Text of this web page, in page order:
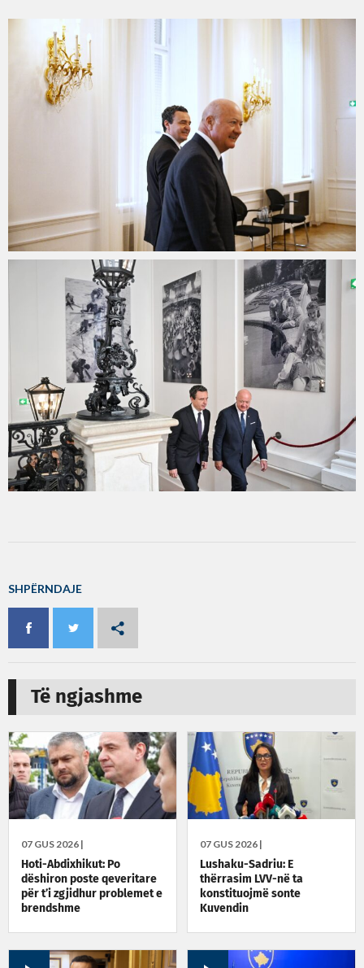
SHPËRNDAJE
Të ngjashme
07 GUS 2026 |
Hoti-Abdixhikut: Po
dëshiron poste qeveritare
për t’i zgjidhur problemet e
brendshme
07 GUS 2026 |
Lushaku-Sadriu: E
thërrasim LVV-në ta
konstituojmë sonte
Kuvendin